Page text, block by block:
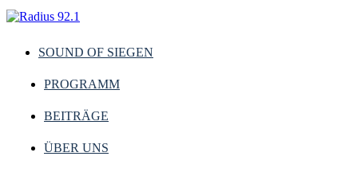
SOUND OF SIEGEN
PROGRAMM
BEITRÄGE
ÜBER UNS